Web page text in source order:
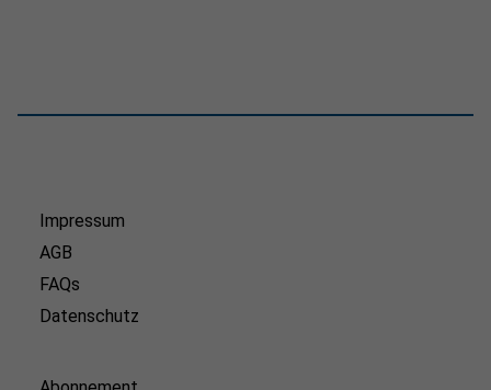
Impressum
AGB
FAQs
Datenschutz